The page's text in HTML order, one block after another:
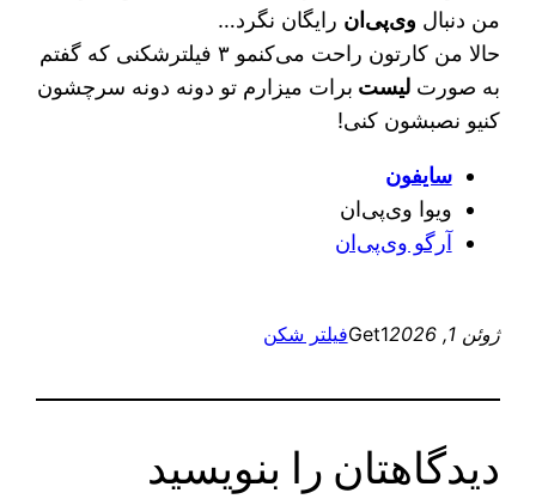
من دنبال وی‌پی‌ان رایگان نگرد…
حالا من کارتون راحت می‌کنمو ۳ فیلترشکنی که گفتم
به صورتلیست برات میزارم تو دونه دونه سرچشون
کنیو نصبشون کنی!
سایفون
ویوا وی‌پی‌ان
آرگو وی‌پی‌ان
ژوئن 1, 2026 Get1فیلتر شکن
دیدگاهتان را بنویسید